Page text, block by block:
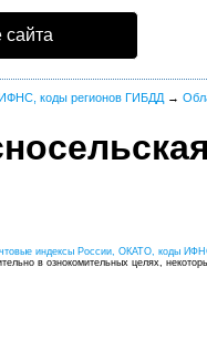
коды регионов ГИБДД →
индексы России, ОКАТО, коды
в ознокомительных целях,